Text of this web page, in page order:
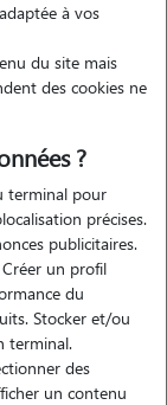
plus
d'avoir une maison
pas contre
et profité de
à vos
du site mais
des cookies ne
?
terminal pour
précises.
publicitaires.
un profil
du
Stocker et/ou
terminal.
des
un contenu